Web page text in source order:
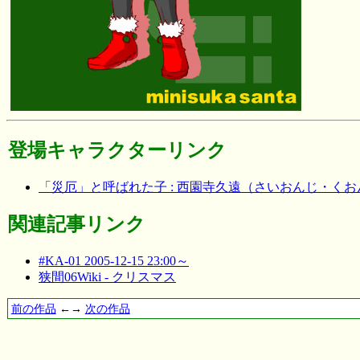
登場キャラクターリンク
「災厄」と呼ばれた子 : 西園寺久遠（さいおんじ・くお
関連記事リンク
#KA-01 2005-12-15 23:00～
狭間06Wiki - クリスマス
前の作品 ←→ 次の作品